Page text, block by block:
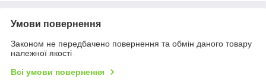
Умови повернення
Законом не передбачено повернення та обмін даного товару
належної якості
Всі умови повернення